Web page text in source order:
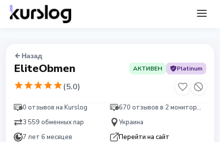
Назад
EliteObmen АКТИВЕН Platinum
(5.0)
0 отзывов на Kurslog
670 отзывов в 2 мониторингах
3 559 обменных пар
Украина
7 лет 6 месяцев
Перейти на сайт